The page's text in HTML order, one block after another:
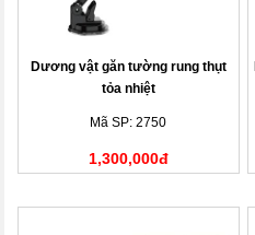
Dương vật găn tường rung thụt
tỏa nhiệt
Mã SP: 2750
1,300,000đ